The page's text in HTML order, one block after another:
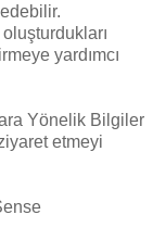
yardımcı
Yönelik Bilgiler
etmeyi